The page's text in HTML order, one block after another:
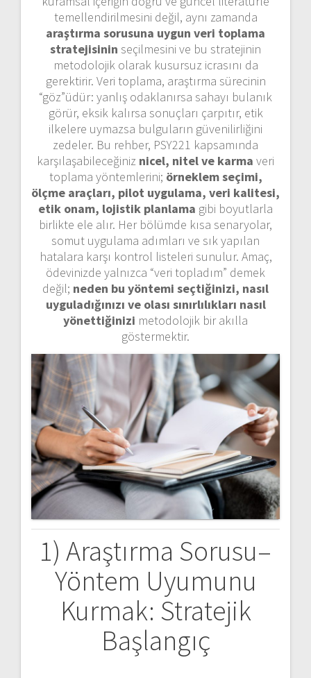
temellendirilmesini değil, aynı zamanda
araştırma sorusuna uygun veri toplama
stratejisinin seçilmesini ve bu stratejinin
metodolojik olarak kusursuz icrasını da
gerektirir. Veri toplama, araştırma sürecinin
“göz”üdür: yanlış odaklanırsa sahayı bulanık
görür, eksik kalırsa sonuçları çarpıtır, etik
ilkelere uymazsa bulguların güvenilirliğini
zedeler. Bu rehber, PSY221 kapsamında
karşılaşabileceğiniz nicel, nitel ve karma veri
toplama yöntemlerini; örneklem seçimi,
ölçme araçları, pilot uygulama, veri kalitesi,
etik onam, lojistik planlama gibi boyutlarla
birlikte ele alır. Her bölümde kısa senaryolar,
somut uygulama adımları ve sık yapılan
hatalara karşı kontrol listeleri sunulur. Amaç,
ödevinizde yalnızca “veri topladım” demek
değil; neden bu yöntemi seçtiğinizi, nasıl
uyguladığınızı ve olası sınırlılıkları nasıl
yönettiğinizi metodolojik bir akılla
göstermektir.
1) Araştırma Sorusu–
Yöntem Uyumunu
Kurmak: Stratejik
Başlangıç